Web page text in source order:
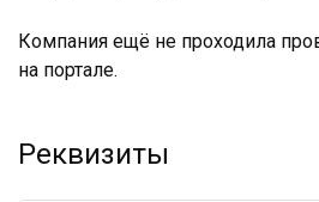
Компания ещё не проходила
на портале.
Реквизиты